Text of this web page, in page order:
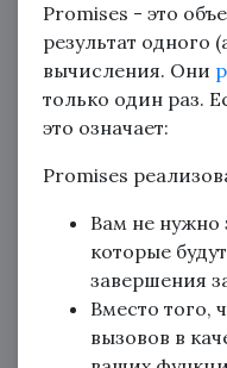
Promises - это
результат одного
вычисления. Они
только один раз.
это означает:
Promises
Вам не нужно
которые
завершения
Вместо того,
вызовов в